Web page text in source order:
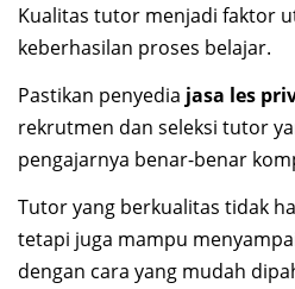
Kualitas tutor menjadi faktor
keberhasilan proses belajar.
Pastikan penyedia jasa les
rekrutmen dan seleksi tutor
pengajarnya benar-benar
Tutor yang berkualitas tidak
tetapi juga mampu
dengan cara yang mudah